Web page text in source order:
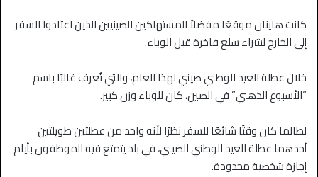
كانت هاينان موقعًا مفضلاً للمستهلكين الصينيين الذين اعتادوا السفر
إلى الخارج لشراء سلع فاخرة قبل الوباء.
خلال عطلة العيد الوطني صيني لهذا العام، والتي تُعرف غالبًا باسم
“الأسبوع الذهبي” في الصين، كان للوباء وزن كبير.
لطالما كان وقتًا شائعًا للسفر نظرًا لأنه واحد من عطلتين طويلتين
أحدهما عطلة العيد الوطني الصيني، في بلد يتمتع فيه الموظفون بأيام
إجازة شخصية محدودة.